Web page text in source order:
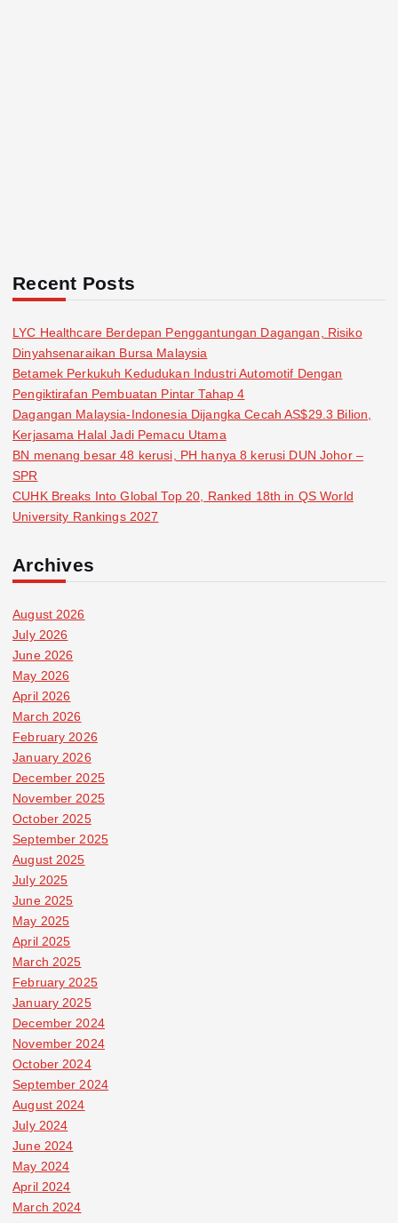
Recent Posts
LYC Healthcare Berdepan Penggantungan Dagangan, Risiko
Dinyahsenaraikan Bursa Malaysia
Betamek Perkukuh Kedudukan Industri Automotif Dengan
Pengiktirafan Pembuatan Pintar Tahap 4
Dagangan Malaysia-Indonesia Dijangka Cecah AS$29.3 Bilion,
Kerjasama Halal Jadi Pemacu Utama
BN menang besar 48 kerusi, PH hanya 8 kerusi DUN Johor –
SPR
CUHK Breaks Into Global Top 20, Ranked 18th in QS World
University Rankings 2027
Archives
August 2026
July 2026
June 2026
May 2026
April 2026
March 2026
February 2026
January 2026
December 2025
November 2025
October 2025
September 2025
August 2025
July 2025
June 2025
May 2025
April 2025
March 2025
February 2025
January 2025
December 2024
November 2024
October 2024
September 2024
August 2024
July 2024
June 2024
May 2024
April 2024
March 2024